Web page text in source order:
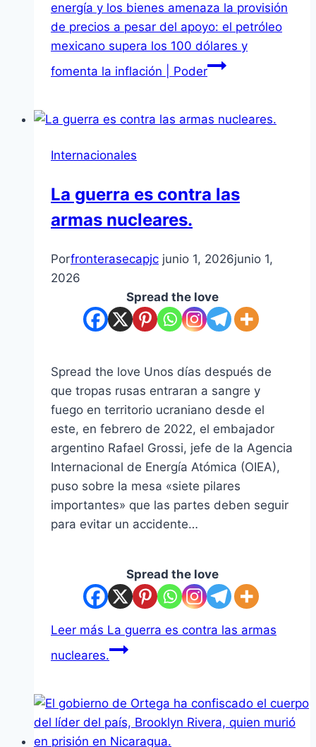
energía y los bienes amenaza la provisión
de precios a pesar del apoyo: el petróleo
mexicano supera los 100 dólares y
fomenta la inflación | Poder
Internacionales
La guerra es contra las
armas nucleares.
Porfronterasecapjc junio 1, 2026junio 1,
2026
Spread the love
Spread the love Unos días después de
que tropas rusas entraran a sangre y
fuego en territorio ucraniano desde el
este, en febrero de 2022, el embajador
argentino Rafael Grossi, jefe de la Agencia
Internacional de Energía Atómica (OIEA),
puso sobre la mesa «siete pilares
importantes» que las partes deben seguir
para evitar un accidente…
Spread the love
Leer más La guerra es contra las armas
nucleares.